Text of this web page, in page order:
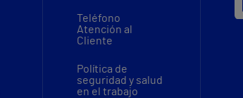
Teléfono
Atención al
Cliente
Política de
seguridad y salud
en el trabajo